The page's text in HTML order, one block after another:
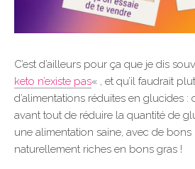
C’est d’ailleurs pour ça que je dis
keto n’existe pas« , et qu’il faudrait
d’alimentations réduites en glucides :
avant tout de réduire la quantité de
une alimentation saine, avec de
naturellement riches en bons gras !